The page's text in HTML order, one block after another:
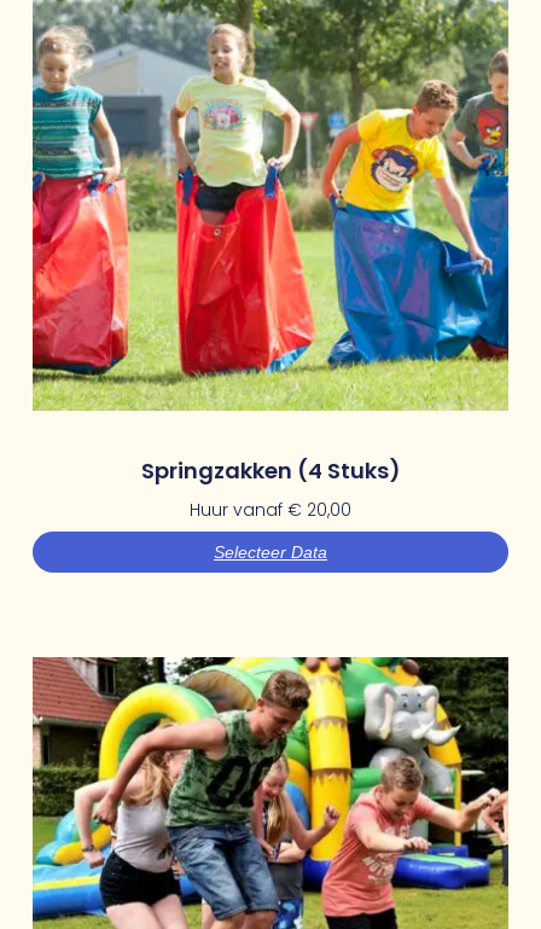
Springzakken (4 Stuks)
Huur vanaf € 20,00
Selecteer Data